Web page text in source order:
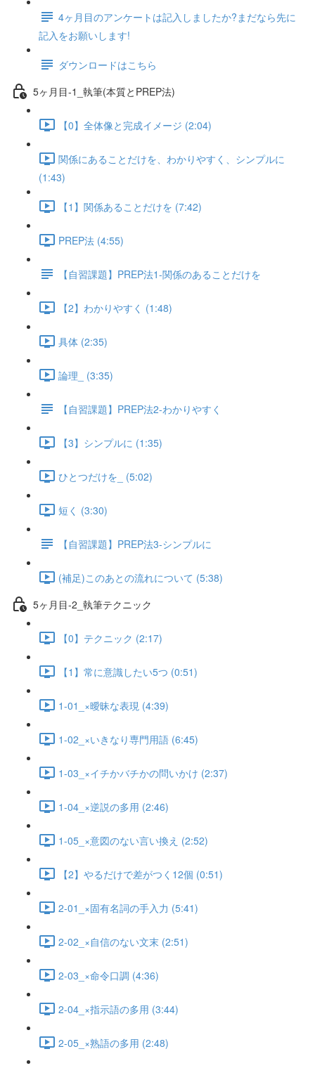
4ヶ月目のアンケートは記入しましたか?まだなら先に
記入をお願いします!
ダウンロードはこちら
5ヶ月目-1_執筆(本質とPREP法)
【0】全体像と完成イメージ (2:04)
関係にあることだけを、わかりやすく、シンプルに
(1:43)
【1】関係あることだけを (7:42)
PREP法 (4:55)
【自習課題】PREP法1-関係のあることだけを
【2】わかりやすく (1:48)
具体 (2:35)
論理_ (3:35)
【自習課題】PREP法2-わかりやすく
【3】シンプルに (1:35)
ひとつだけを_ (5:02)
短く (3:30)
【自習課題】PREP法3-シンプルに
(補足)このあとの流れについて (5:38)
5ヶ月目-2_執筆テクニック
【0】テクニック (2:17)
【1】常に意識したい5つ (0:51)
1-01_×曖昧な表現 (4:39)
1-02_×いきなり専門用語 (6:45)
1-03_×イチかバチかの問いかけ (2:37)
1-04_×逆説の多用 (2:46)
1-05_×意図のない言い換え (2:52)
【2】やるだけで差がつく12個 (0:51)
2-01_×固有名詞の手入力 (5:41)
2-02_×自信のない文末 (2:51)
2-03_×命令口調 (4:36)
2-04_×指示語の多用 (3:44)
2-05_×熟語の多用 (2:48)